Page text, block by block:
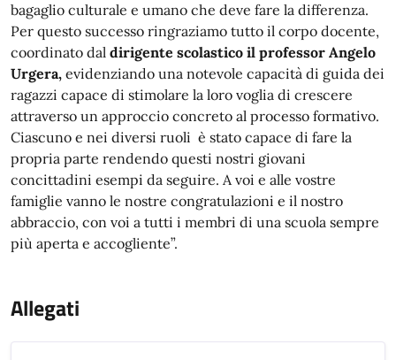
bagaglio culturale e umano che deve fare la differenza.
Per questo successo ringraziamo tutto il corpo docente,
coordinato dal dirigente scolastico il professor Angelo
Urgera, evidenziando una notevole capacità di guida dei
ragazzi capace di stimolare la loro voglia di crescere
attraverso un approccio concreto al processo formativo.
Ciascuno e nei diversi ruoli è stato capace di fare la
propria parte rendendo questi nostri giovani
concittadini esempi da seguire. A voi e alle vostre
famiglie vanno le nostre congratulazioni e il nostro
abbraccio, con voi a tutti i membri di una scuola sempre
più aperta e accogliente”.
Allegati